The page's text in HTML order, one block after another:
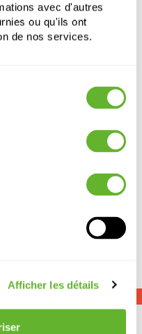
avec d'autres
ou qu'ils ont
de nos services.
Afficher les détails
380)